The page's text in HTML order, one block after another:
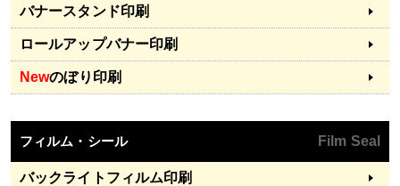
バナースタンド印刷
ロールアップバナー印刷
Newのぼり印刷
フィルム・シール Film Seal
バックライトフィルム印刷